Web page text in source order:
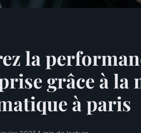
la
grâce à la
à paris